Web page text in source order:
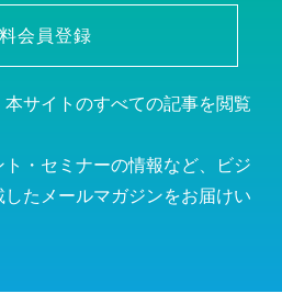
会員登録
サイトのすべての記事を閲覧
・セミナーの情報など、ビジ
たメールマガジンをお届けい